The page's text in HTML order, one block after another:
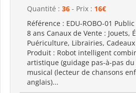
Quantité : 36 - Prix : 16€
Référence : EDU-ROBO-01
8 ans Canaux de Vente : Jouets,
Puériculture, Librairies,
Produit : Robot intelligent
artistique (guidage pas-à-pas
musical (lecteur de chansons
anglais)...